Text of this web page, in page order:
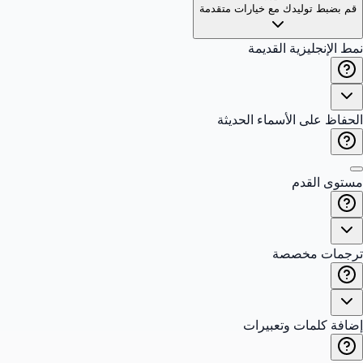
مع خيارات متقدمة
القديمة
الأسماء الحديثة
وتعبيرات